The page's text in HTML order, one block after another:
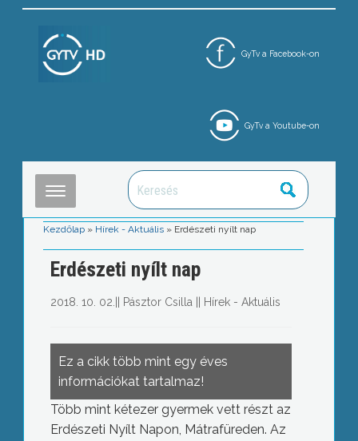
GyTv a Facebook-on
GyTv a Youtube-on
Kezdőlap » Hírek - Aktuális » Erdészeti nyílt nap
Erdészeti nyílt nap
2018. 10. 02. Pásztor Csilla Hírek - Aktuális
Ez a cikk több mint egy éves
információkat tartalmaz!
Több mint kétezer gyermek vett részt az
Erdészeti Nyílt Napon, Mátrafüreden. Az